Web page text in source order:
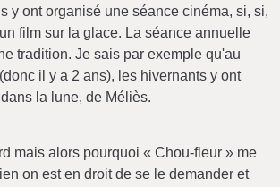
y ont organisé une séance cinéma, si, si,
film sur la glace. La séance annuelle
tradition. Je sais par exemple qu'au
il y a 2 ans), les hivernants y ont
la lune, de Méliès.
alors pourquoi « Chou-fleur » me
on est en droit de se le demander et